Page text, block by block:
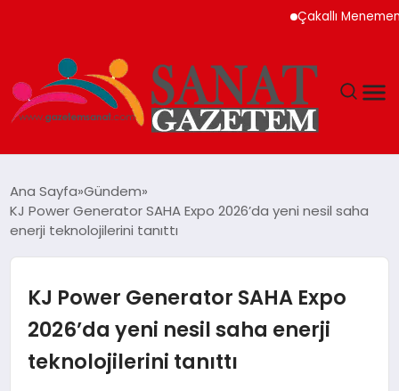
Çakallı Menemeni
TEKNOLOJI
YAŞAM
Ana Sayfa Gündem
KJ Power Generator SAHA Expo 2026’da yeni nesil saha
enerji teknolojilerini tanıttı
KJ Power Generator SAHA Expo
2026’da yeni nesil saha enerji
teknolojilerini tanıttı